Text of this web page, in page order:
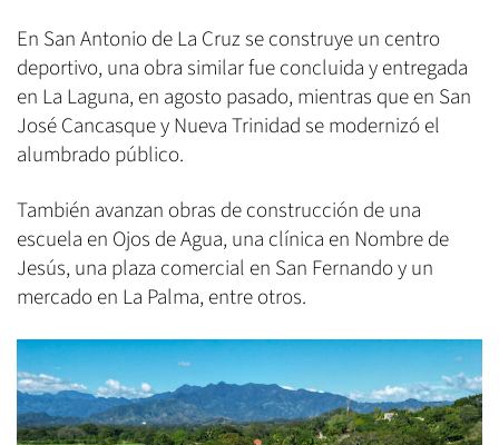
En San Antonio de La Cruz se construye un centro
deportivo, una obra similar fue concluida y entregada
en La Laguna, en agosto pasado, mientras que en San
José Cancasque y Nueva Trinidad se modernizó el
alumbrado público.
También avanzan obras de construcción de una
escuela en Ojos de Agua, una clínica en Nombre de
Jesús, una plaza comercial en San Fernando y un
mercado en La Palma, entre otros.